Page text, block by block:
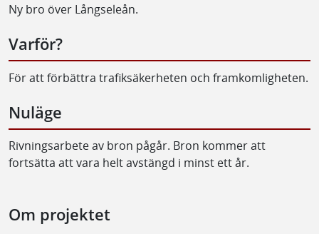
Ny bro över Långseleån.
Varför?
För att förbättra trafiksäkerheten och framkomligheten.
Nuläge
Rivningsarbete av bron pågår. Bron kommer att
fortsätta att vara helt avstängd i minst ett år.
Om projektet